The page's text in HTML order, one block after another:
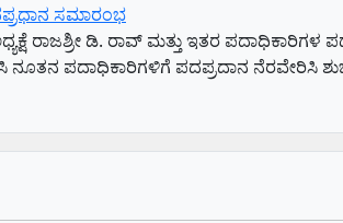
ಸಮಾರಂಭ
ರಾಜಶ್ರೀ ಡಿ. ರಾವ್ ಮತ್ತು ಇತರ
ಪದಾಧಿಕಾರಿಗಳಿಗೆ ಪದಪ್ರದಾನ ನೆರವೇರಿಸಿ